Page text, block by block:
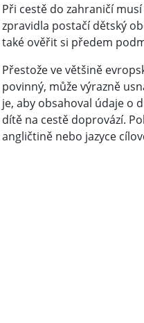
Při cestě do zahraničí
zpravidla postačí dětský
také ověřit si předem
Přestože ve většině
povinný, může výrazně
je, aby obsahoval údaje o
dítě na cestě doprovází.
angličtině nebo jazyce